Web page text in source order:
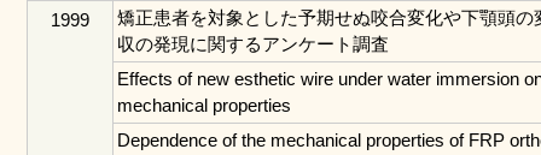
1999
矯正患者を対象とした予期せぬ咬合変化や下顎頭の
収の発現に関するアンケート調査
Effects of new esthetic wire under water immersion
mechanical properties
Dependence of the mechanical properties of FRP